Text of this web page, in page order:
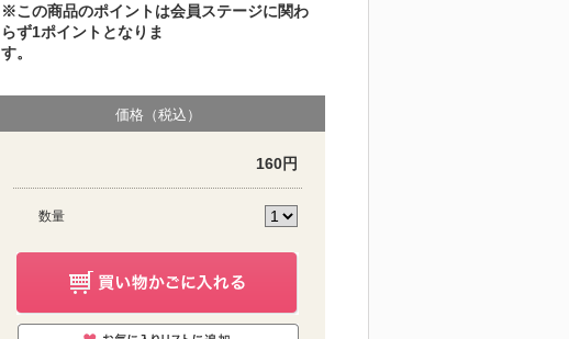
※この商品のポイントは会員ステージに関わ
らず1ポイントとなりま
す。
価格（税込）
160円
数量